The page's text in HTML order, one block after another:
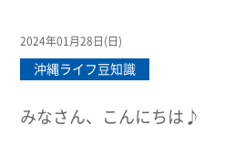
2024年01月28日(日)
沖縄ライフ豆知識
みなさん、こんにちは♪